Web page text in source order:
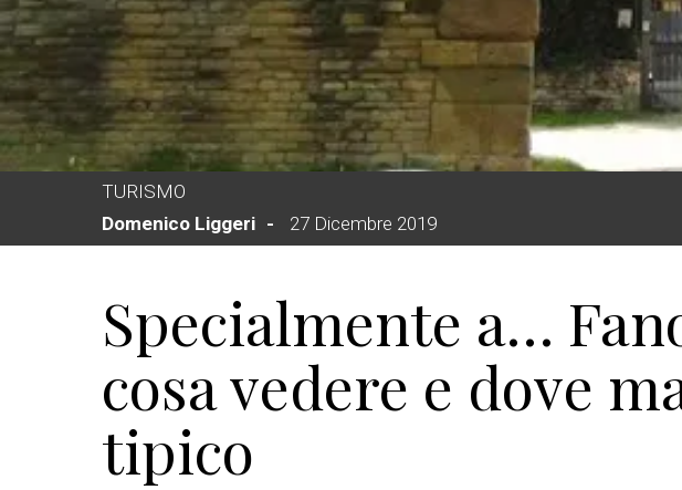
TURISMO
Domenico Liggeri
27 Dicembre 2019
Specialmente a…
cosa vedere e dove
tipico